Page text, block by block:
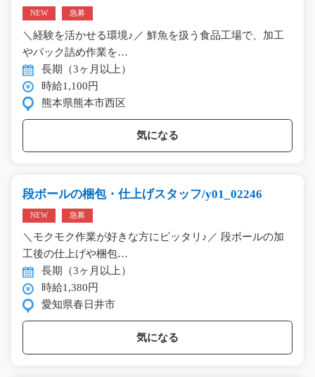
NEW 急募
＼経験を活かせる環境♪／ 鮮魚を扱う食品工場で、加工
やパック詰め作業を…
長期（3ヶ月以上）
時給1,100円
熊本県熊本市西区
気になる
段ボールの梱包・仕上げスタッフ/y01_02246
NEW 急募
＼モクモク作業が好きな方にピッタリ♪／ 段ボールの加
工後の仕上げや梱包…
長期（3ヶ月以上）
時給1,380円
愛知県春日井市
気になる